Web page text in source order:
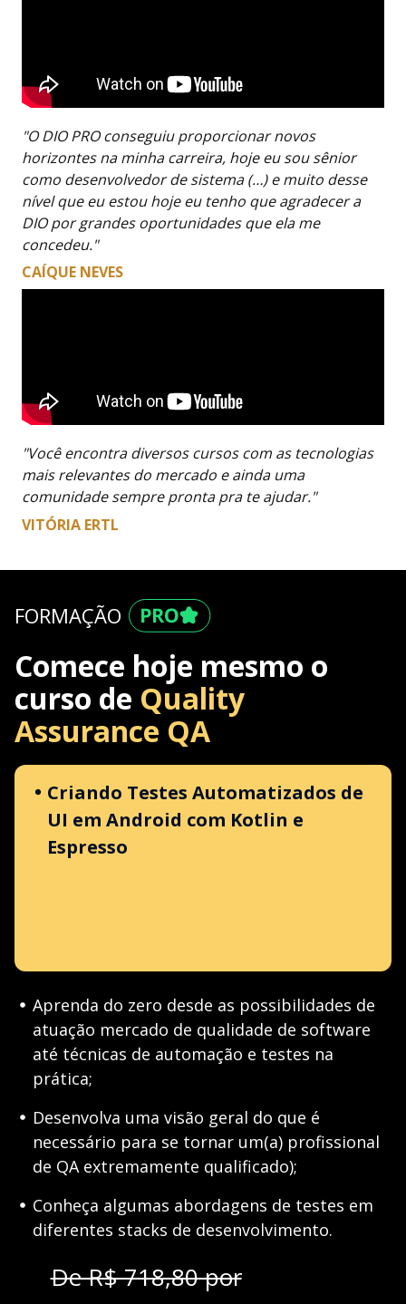
"O DIO PRO conseguiu proporcionar novos
horizontes na minha carreira, hoje eu sou sênior
como desenvolvedor de sistema (…) e muito desse
nível que eu estou hoje eu tenho que agradecer a
DIO por grandes oportunidades que ela me
concedeu."
CAÍQUE NEVES
"Você encontra diversos cursos com as tecnologias
mais relevantes do mercado e ainda uma
comunidade sempre pronta pra te ajudar."
VITÓRIA ERTL
FORMAÇÃO
Comece hoje mesmo o
curso de Quality
Assurance QA
Criando Testes Automatizados de
UI em Android com Kotlin e
Espresso
Aprenda do zero desde as possibilidades de
atuação mercado de qualidade de software
até técnicas de automação e testes na
prática;
Desenvolva uma visão geral do que é
necessário para se tornar um(a) profissional
de QA extremamente qualificado);
Conheça algumas abordagens de testes em
diferentes stacks de desenvolvimento.
De R$ 718,80 por